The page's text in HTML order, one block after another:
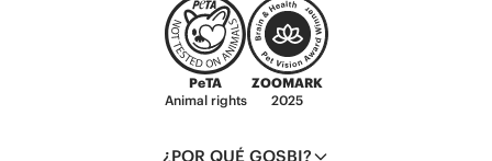
PeTA
Animal rights
ZOOMARK
2025
¿POR QUÉ GOSBI?